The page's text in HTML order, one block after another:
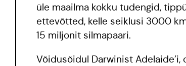
üle maailma kokku tudengid,
ettevõtted, kelle seiklusi 3000
15 miljonit silmapaari.
Võidusõidul Darwinist Adelaide’i,